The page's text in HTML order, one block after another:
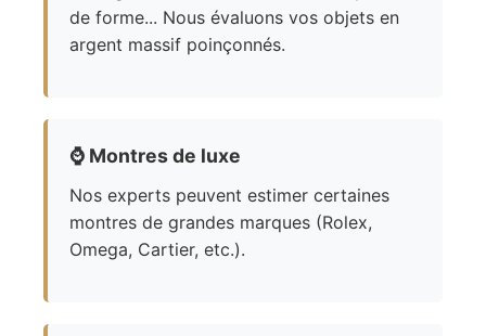
de forme... Nous évaluons vos objets en
argent massif poinçonnés.
⌚ Montres de luxe
Nos experts peuvent estimer certaines
montres de grandes marques (Rolex,
Omega, Cartier, etc.).